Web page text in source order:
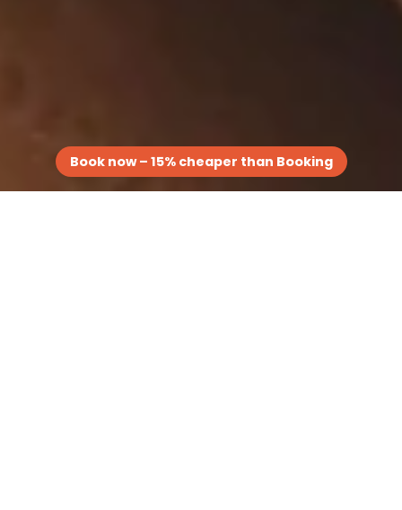
Book now – 15% cheaper than Booking